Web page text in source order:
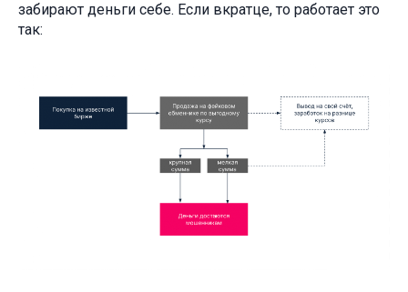
забирают деньги себе. Если вкратце, то работает это
так: